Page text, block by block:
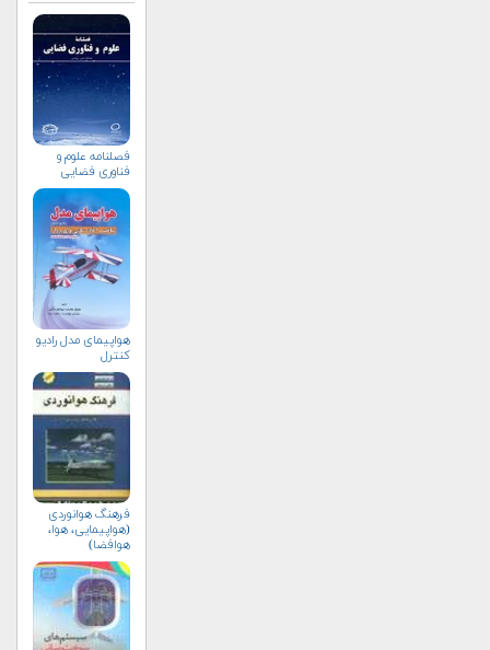
فصلنامه علوم و
فناوری فضایی
هواپيمای مدل راديو
كنترل
فرهنگ هوانوردی
(هواپیمایی، هوا،
هوافضا)